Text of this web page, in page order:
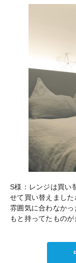
S様：レンジは買い
せて買い替えました
雰囲気に合わなか
もと持ってたものが